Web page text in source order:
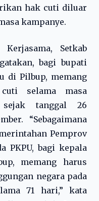
hak cuti diluar
kampanye.
Setkab
bagi bupati
di Pilbup, memang
selama masa
tanggal 26
“Sebagaimana
Pemprov
PKPU, bagi kepala
memang harus
negara pada
71 hari,” kata